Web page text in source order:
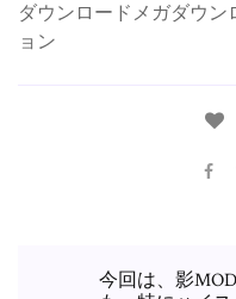
ダウンロードメガダウ
ョン
今回は、影